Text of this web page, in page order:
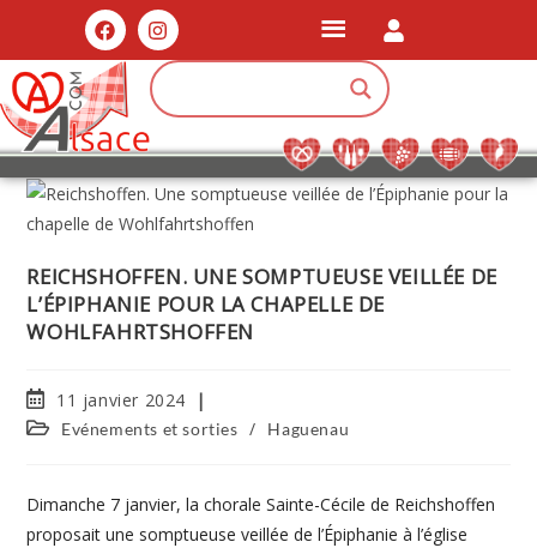
REICHSHOFFEN. UNE SOMPTUEUSE VEILLÉE DE
L’ÉPIPHANIE POUR LA CHAPELLE DE
WOHLFAHRTSHOFFEN
11 janvier 2024
Evénements et sorties / Haguenau
Dimanche 7 janvier, la chorale Sainte-Cécile de Reichshoffen
proposait une somptueuse veillée de l’Épiphanie à l’église